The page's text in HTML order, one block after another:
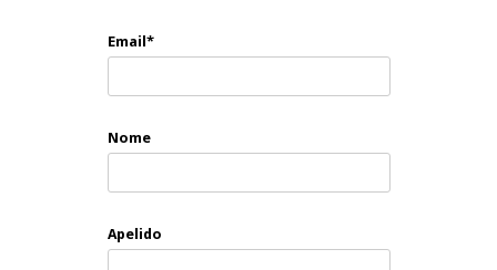
Email*
Nome
Apelido